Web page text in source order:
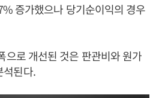
증가했으나 당기순이익의 경우
으로 개선된 것은 판관비와 원가
석된다.